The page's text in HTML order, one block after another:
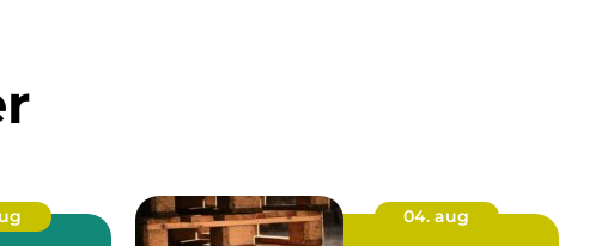
04. aug